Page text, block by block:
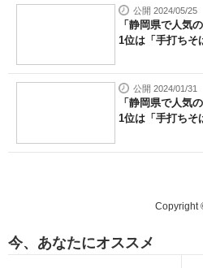
公開 2024/05/25
「静岡県で人気
1位は「手打ちそ
公開 2024/01/31
「静岡県で人気
1位は「手打ちそ
Copyright
今、あなたにオススメ